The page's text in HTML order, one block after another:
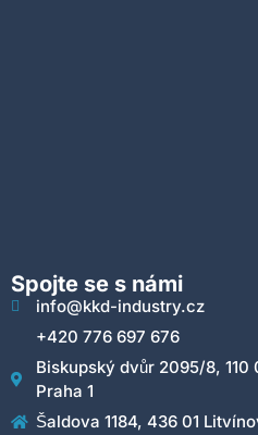
Spojte se s námi
info@kkd-industry.cz
+420 776 697 676
Biskupský dvůr 2095/8, 110
Praha 1
Šaldova 1184, 436 01